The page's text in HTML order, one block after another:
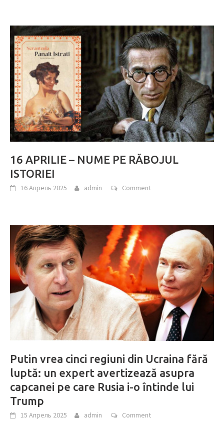
16 APRILIE – NUME PE RĂBOJUL
ISTORIEI
16 Апрель 2025 admin Comment
Putin vrea cinci regiuni din Ucraina fără
luptă: un expert avertizează asupra
capcanei pe care Rusia i-o întinde lui
Trump
15 Апрель 2025 admin Comment